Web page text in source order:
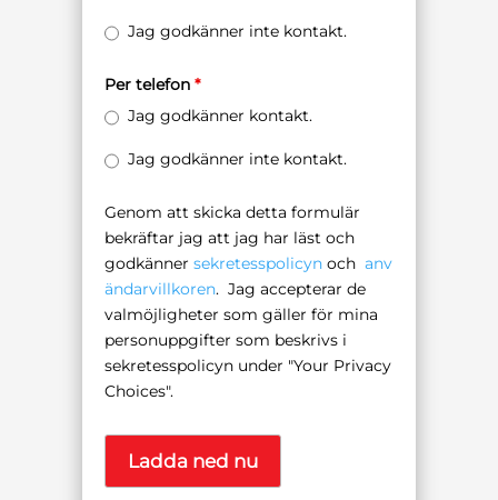
Jag godkänner inte kontakt.
Per telefon *
Jag godkänner kontakt.
Jag godkänner inte kontakt.
Genom att skicka detta formulär
bekräftar jag att jag har läst och
godkänner sekretesspolicynoch anv
ändarvillkoren. Jag accepterar de
valmöjligheter som gäller för mina
personuppgifter som beskrivs i
sekretesspolicyn under "Your Privacy
Choices".